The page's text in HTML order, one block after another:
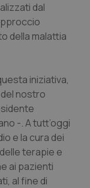
Ulcerosa
dal
della malattia
iniziativa,
nostro
-. A tutt’oggi
e la cura dei
terapie e
ai pazienti
al fine di